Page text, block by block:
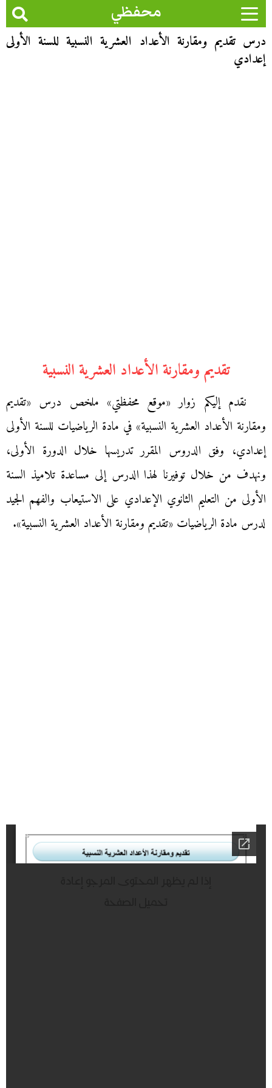
محفظي
درس تقديم ومقارنة الأعداد العشرية النسبية للسنة الأولى
إعدادي
تقديم ومقارنة الأعداد العشرية النسبية
نقدم إليكم زوار «موقع محفظتي» ملخص درس «تقديم
ومقارنة الأعداد العشرية النسبية» في مادة الرياضيات للسنة الأولى
إعدادي، وفق الدروس المقرر تدريسها خلال الدورة الأولى،
ونهدف من خلال توفيرنا لهذا الدرس إلى مساعدة تلاميذ السنة
الأولى من التعليم الثانوي الإعدادي على الاستيعاب والفهم الجيد
لدرس مادة الرياضيات «تقديم ومقارنة الأعداد العشرية النسبية».